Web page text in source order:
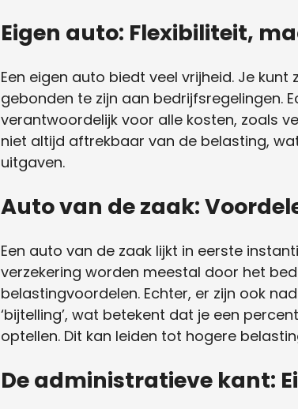
Eigen auto: Flexibiliteit,
Een eigen auto biedt veel vrijheid. Je
gebonden te zijn aan bedrijfsregelingen.
verantwoordelijk voor alle kosten, zoals
niet altijd aftrekbaar van de belasting,
uitgaven.
Auto van de zaak:
Een auto van de zaak lijkt in eerste
verzekering worden meestal door het
belastingvoordelen. Echter, er zijn ook
‘bijtelling’, wat betekent dat je een
optellen. Dit kan leiden tot hogere
De administratieve kant: